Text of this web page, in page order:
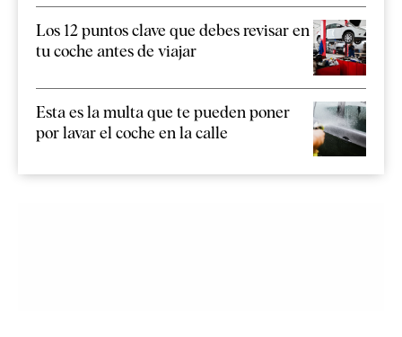
Los 12 puntos clave que debes revisar en
tu coche antes de viajar
Esta es la multa que te pueden poner
por lavar el coche en la calle